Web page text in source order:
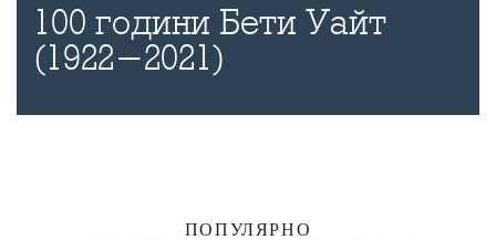
100 години Бети Уайт
(1922-2021)
ПОПУЛЯРНО